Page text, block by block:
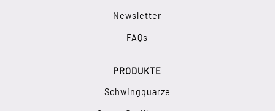
Newsletter
FAQs
PRODUKTE
Schwingquarze